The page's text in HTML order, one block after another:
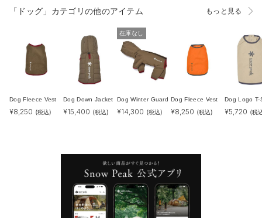
「ドッグ」カテゴリの他のアイテム もっと見る
Dog Fleece Vest
¥8,250 (税込)
Dog Down Jacket
¥15,400 (税込)
在庫なし
Dog Winter Guard
¥14,300 (税込)
Dog Fleece Vest
¥8,250 (税込)
Dog Logo T-
¥5,720 (税